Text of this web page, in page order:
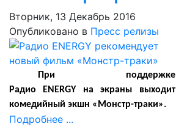
Вторник, 13 Декабрь 2016
Опубликовано в Пресс релизы
При поддержке
Радио
ENERGY на экраны выходит
комедийный экшн «Монстр-траки».
Подробнее ...